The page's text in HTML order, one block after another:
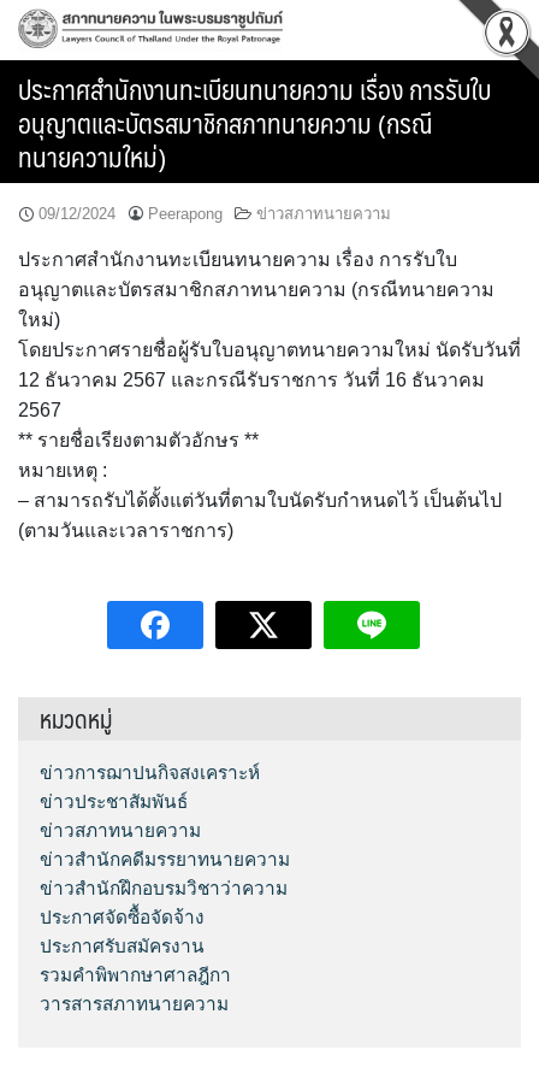
Skip
ประกาศสำนักงานทะเบียนทนายความ เรื่อง การรับใบ
อนุญาตและบัตรสมาชิกสภาทนายความ (กรณี
ทนายความใหม่)
09/12/2024 Peerapong ข่าวสภาทนายความ
ประกาศสำนักงานทะเบียนทนายความ เรื่อง การรับใบ
อนุญาตและบัตรสมาชิกสภาทนายความ (กรณีทนายความ
ใหม่)
โดยประกาศรายชื่อผู้รับใบอนุญาตทนายความใหม่ นัดรับวันที่
12 ธันวาคม 2567 และกรณีรับราชการ วันที่ 16 ธันวาคม
2567
** รายชื่อเรียงตามตัวอักษร **
หมายเหตุ :
– สามารถรับได้ตั้งแต่วันที่ตามใบนัดรับกำหนดไว้ เป็นต้นไป
(ตามวันและเวลาราชการ)
หมวดหมู่
ข่าวการฌาปนกิจสงเคราะห์
ข่าวประชาสัมพันธ์
ข่าวสภาทนายความ
ข่าวสำนักคดีมรรยาทนายความ
ข่าวสำนักฝึกอบรมวิชาว่าความ
ประกาศจัดซื้อจัดจ้าง
ประกาศรับสมัครงาน
รวมคำพิพากษาศาลฎีกา
วารสารสภาทนายความ